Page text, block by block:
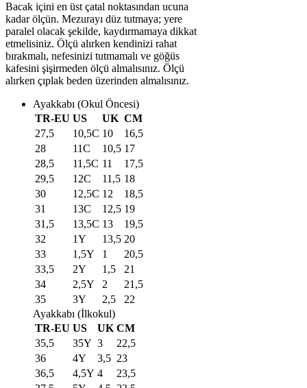
Bacak içini en üst çatal noktasından ucuna
kadar ölçün. Mezurayı düz tutmaya; yere
paralel olacak şekilde, kaydırmamaya dikkat
etmelisiniz. Ölçü alırken kendinizi rahat
bırakmalı, nefesinizi tutmamalı ve göğüs
kafesini şişirmeden ölçü almalısınız. Ölçü
alırken çıplak beden üzerinden almalısınız.
Ayakkabı (Okul Öncesi)
TR-EU US UK CM
27,5
10,5C 10
16,5
28
11C 10,5 17
28,5
11,5C 11
17,5
29,5
12C 11,5 18
30
12,5C 12
18,5
31
13C 12,5 19
31,5
13,5C 13
19,5
32
1Y 13,5 20
33
1,5Y 1
20,5
33,5
2Y 1,5
21
34
2,5Y 2
21,5
35
3Y 2,5
22
Ayakkabı (İlkokul)
TR-EU US UK CM
35,5
35Y 3
22,5
36
4Y 3,5 23
36,5
4,5Y 4
23,5